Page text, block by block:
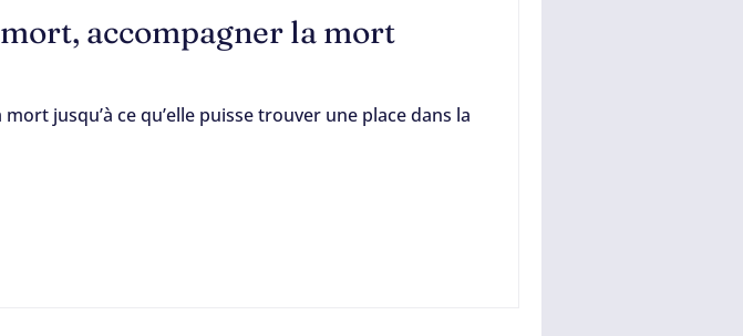
sensible
accompagner la mort
jusqu’à ce qu’elle puisse trouver une place dans la